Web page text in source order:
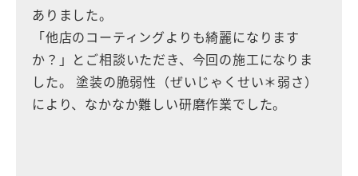
ありました。
「他店のコーティングよりも綺麗になります
か？」とご相談いただき、今回の施工になりま
した。 塗装の脆弱性（ぜいじゃくせい＊弱さ）
により、なかなか難しい研磨作業でした。